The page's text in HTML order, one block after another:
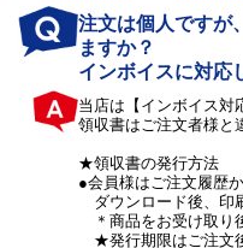
注文は個人ですが
ますか？
インボイスに対応
当店は【インボイス対
領収書はご注文者様と
★領収書の発行方法
●会員様はご注文履歴
ダウンロード後、印
＊商品をお受け取り
★発行期限はご注文